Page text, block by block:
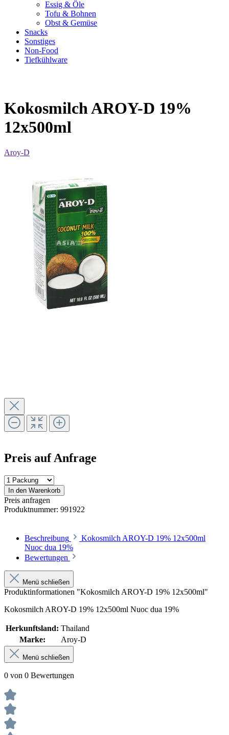
Essig & Öle
Tofu & Bohnen
Obst & Gemüse
Snacks
Sonstiges
Non-Food
Tiefkühlware
Kokosmilch AROY-D 19%
12x500ml
Aroy-D
Preis auf Anfrage
In den Warenkorb
Preis anfragen
Produktnummer: 991922
Beschreibung
Kokosmilch AROY-D 19% 12x500ml
Nuoc dua 19%
Bewertungen
Menü schließen
Produktinformationen "Kokosmilch AROY-D 19% 12x500ml"
Kokosmilch AROY-D 19% 12x500ml Nuoc dua 19%
Herkunftsland: Thailand
Marke:
Aroy-D
Menü schließen
0 von 0 Bewertungen